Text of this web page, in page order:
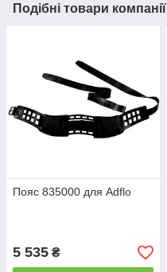
Подібні товари компанії
Пояс 835000 для Adflo
5 535 ₴